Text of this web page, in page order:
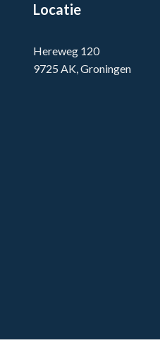
Locatie
Hereweg 120
9725 AK, Groningen